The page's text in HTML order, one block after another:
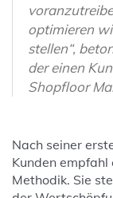
optimieren
stellen“,
der einen
Shopfloor
Nach seiner
Kunden
Methodik. Sie